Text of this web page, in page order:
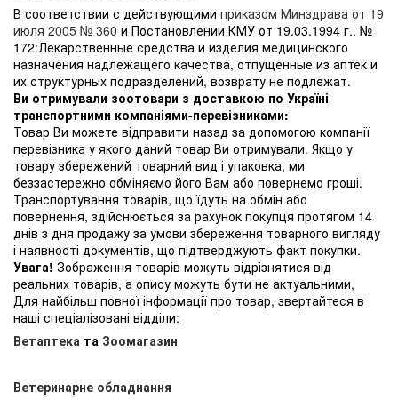
В соответствии с действующими приказом Минздрава от 19
июля 2005 № 360 и Постановлении КМУ от 19.03.1994 г.. №
172:Лекарственные средства и изделия медицинского
назначения надлежащего качества, отпущенные из аптек и
их структурных подразделений, возврату не подлежат.
Ви отримували зоотовари з доставкою по Україні
транспортними компаніями-перевізниками:
Товар Ви можете відправити назад за допомогою компанії
перевізника у якого даний товар Ви отримували. Якщо у
товару збережений товарний вид і упаковка, ми
беззастережно обміняємо його Вам або повернемо гроші.
Транспортування товарів, що їдуть на обмін або
повернення, здійснюється за рахунок покупця протягом 14
днів з дня продажу за умови збереження товарного вигляду
і наявності документів, що підтверджують факт покупки.
Увага! Зображення товарів можуть відрізнятися від
реальних товарів, а опису можуть бути не актуальними,
Для найбільш повної інформації про товар, звертайтеся в
наші спеціалізовані відділи:
Ветаптека та Зоомагазин
Ветеринарне обладнання